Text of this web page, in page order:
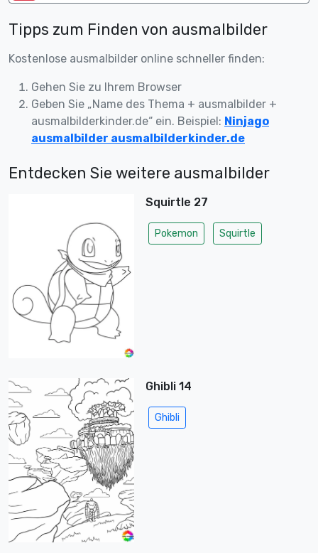
Tipps zum Finden von ausmalbilder
Kostenlose ausmalbilder online schneller finden:
Gehen Sie zu Ihrem Browser
Geben Sie „Name des Thema + ausmalbilder +
ausmalbilderkinder.de“ ein. Beispiel: Ninjago
ausmalbilder ausmalbilderkinder.de
Entdecken Sie weitere ausmalbilder
Squirtle 27
Pokemon Squirtle
Ghibli 14
Ghibli